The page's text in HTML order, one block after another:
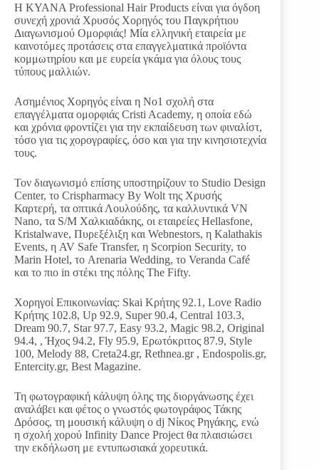
Η KYANA Professional Hair Products είναι για όγδοη
συνεχή χρονιά Χρυσός Χορηγός του Παγκρήτιου
Διαγωνισμού Ομορφιάς! Μία ελληνική εταιρεία με
καινοτόμες προτάσεις στα επαγγελματικά προϊόντα
κομμωτηρίου και με ευρεία γκάμα για όλους τους
τύπους μαλλιών.
Ασημένιος Χορηγός είναι η Νο1 σχολή στα
επαγγέλματα ομορφιάς Cristi Academy, η οποία εδώ
και χρόνια φροντίζει για την εκπαίδευση των φιναλίστ,
τόσο για τις χορογραφίες, όσο και για την κινησιοτεχνία
τους.
Τον διαγωνισμό επίσης υποστηρίζουν το Studio Design
Center, το Crispharmacy By Wolt της Χρυσής
Καρτερή, τα οπτικά Λουλούδης, τα καλλυντικά VN
Nano, τα S/M Χαλκιαδάκης, οι εταιρείες Hellasfone,
Kristalwave, Πυρεξέλιξη και Webnestors, η Kalathakis
Events, η AV Safe Transfer, η Scorpion Security, το
Marin Hotel, το Arenaria Wedding, το Veranda Café
και το πιο in στέκι της πόλης The Fifty.
Χορηγοί Επικοινωνίας: Skai Κρήτης 92.1, Love Radio
Κρήτης 102.8, Up 92.9, Super 90.4, Central 103.3,
Dream 90.7, Star 97.7, Easy 93.2, Magic 98.2, Original
94.4, , Ήχος 94.2, Fly 95.9, Ερωτόκριτος 87.9, Style
100, Melody 88, Creta24.gr, Rethnea.gr , Endospolis.gr,
Entercity.gr, Best Magazine.
Τη φωτογραφική κάλυψη όλης της διοργάνωσης έχει
αναλάβει και φέτος ο γνωστός φωτογράφος Τάκης
Δρόσος, τη μουσική κάλυψη ο dj Νίκος Ρηγάκης, ενώ
η σχολή χορού Infinity Dance Project θα πλαισιώσει
την εκδήλωση με εντυπωσιακά χορευτικά.